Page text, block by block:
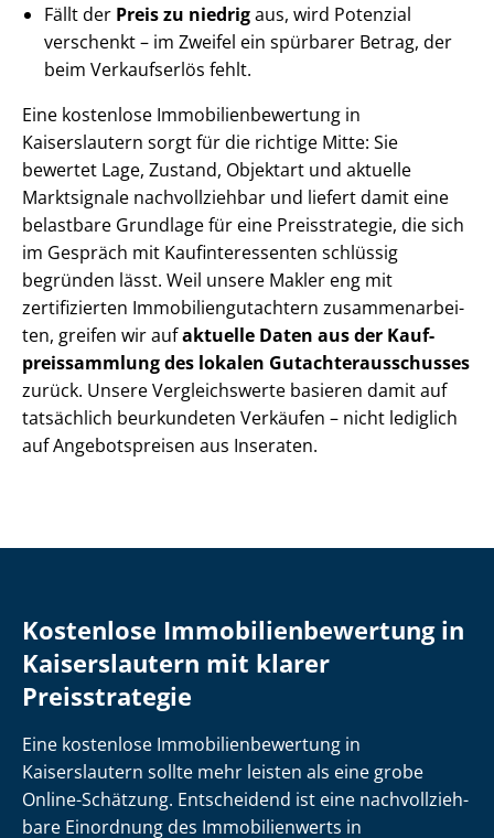
Fällt der Preis zu niedrigaus, wird Potenzial
verschenkt – im Zweifel ein spürbarer Betrag, der
beim Verkaufserlös fehlt.
Eine kostenlose Im­mo­bi­li­en­be­wer­tung in
Kaiserslautern sorgt für die richtige Mitte: Sie
bewertet Lage, Zustand, Objektart und aktuelle
Marktsignale nachvollziehbar und liefert damit eine
belastbare Grundlage für eine Preisstrategie, die sich
im Gespräch mit Kauf­in­ter­es­sen­ten schlüssig
begründen lässt. Weil unsere Makler eng mit
zertifizierten Im­mo­bi­li­en­gut­ach­tern zu­sam­men­ar­bei­
ten, greifen wir aufaktuelle Daten aus der Kauf­
preis­samm­lung des lokalen Gut­ach­ter­aus­schus­ses
zurück. Unsere Vergleichswerte basieren damit auf
tatsächlich beurkundeten Verkäufen – nicht lediglich
auf Angebotspreisen aus Inseraten.
Kostenlose Im­mo­bi­li­en­be­wer­tung in
Kaiserslautern mit klarer
Preisstrategie
Eine kostenlose Im­mo­bi­li­en­be­wer­tung in
Kaiserslautern sollte mehr leisten als eine grobe
Online-Schätzung. Entscheidend ist eine nach­voll­zieh­
ba­re Einordnung des Immobilienwerts in